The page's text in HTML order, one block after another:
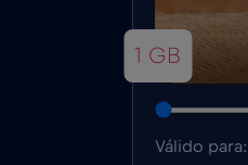
1 GB
Válido para: